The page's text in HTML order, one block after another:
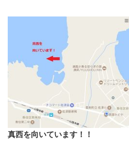
真西を向いています！！